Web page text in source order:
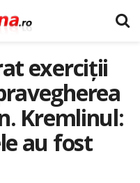
exerciții
Kremlinul:
au fost